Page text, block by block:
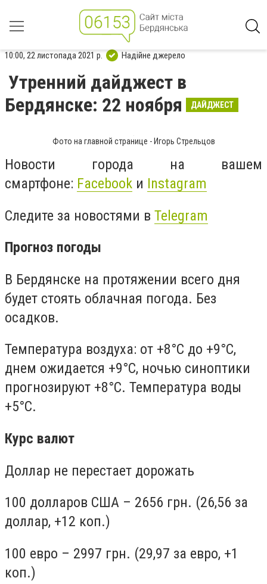
10:00, 22 листопада 2021 р. Надійне джерело
Утренний дайджест в
Бердянске: 22 ноября
ДАЙДЖЕСТ
Фото на главной странице - Игорь Стрельцов
Новости города на вашем
смартфоне: Facebook и Instagram
Следите за новостями в Telegram
Прогноз погоды
В Бердянске на протяжении всего дня
будет стоять облачная погода. Без
осадков.
Температура воздуха: от +8°С до +9°С,
днем ожидается +9°С, ночью синоптики
прогнозируют +8°С. Температура воды
+5°С.
Курс валют
Доллар не перестает дорожать
100 долларов США – 2656 грн. (26,56 за
доллар, +12 коп.)
100 евро – 2997 грн. (29,97 за евро, +1
коп.)